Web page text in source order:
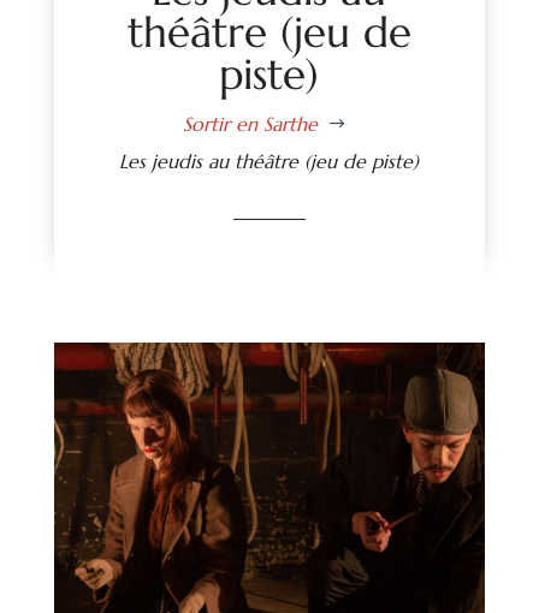
théâtre (jeu de
piste)
Sortir en Sarthe $
Les jeudis au théâtre (jeu de piste)